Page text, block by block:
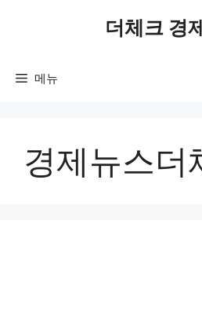
더체크 경
메뉴
경제뉴스더